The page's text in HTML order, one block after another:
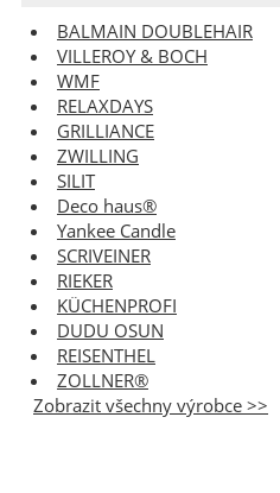
BALMAIN DOUBLEHAIR
VILLEROY & BOCH
WMF
RELAXDAYS
GRILLIANCE
ZWILLING
SILIT
Deco haus®
Yankee Candle
SCRIVEINER
RIEKER
KÜCHENPROFI
DUDU OSUN
REISENTHEL
ZOLLNER®
Zobrazit všechny výrobce >>